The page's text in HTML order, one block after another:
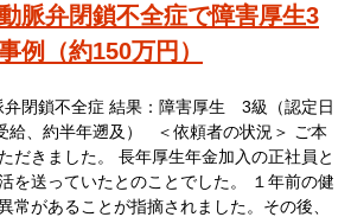
脈弁閉鎖不全症で障害厚生3
例（約150万円）
弁閉鎖不全症 結果：障害厚生 3級（認定日
給、約半年遡及） ＜依頼者の状況＞ ご本
だきました。 長年厚生年金加入の正社員と
を送っていたとのことでした。 １年前の健
常があることが指摘されました。その後、